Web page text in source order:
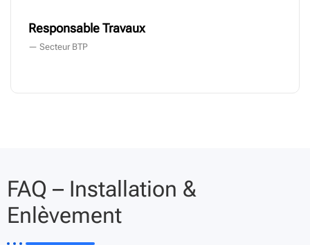
Responsable Travaux
— Secteur BTP
FAQ – Installation &
Enlèvement